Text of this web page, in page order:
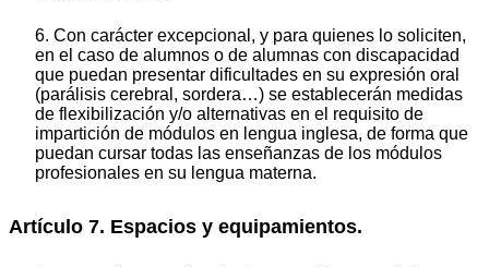
6. Con carácter excepcional, y para quienes lo soliciten,
en el caso de alumnos o de alumnas con discapacidad
que puedan presentar dificultades en su expresión oral
(parálisis cerebral, sordera…) se establecerán medidas
de flexibilización y/o alternativas en el requisito de
impartición de módulos en lengua inglesa, de forma que
puedan cursar todas las enseñanzas de los módulos
profesionales en su lengua materna.
Artículo 7. Espacios y equipamientos.